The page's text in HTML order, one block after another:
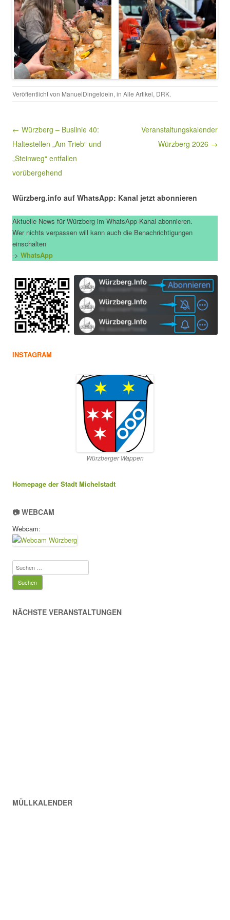
Veröffentlicht von ManuelDingeldein, in Alle Artikel, DRK.
Beitragsnavigation
← Würzberg – Buslinie 40:
Haltestellen „Am Trieb“ und
„Steinweg“ entfallen
vorübergehend
Veranstaltungskalender
Würzberg 2026 →
Würzberg.info auf WhatsApp: Kanal jetzt abonnieren
Aktuelle News für Würzberg im WhatsApp-Kanal abonnieren.
Wer nichts verpassen will kann auch die Benachrichtigungen
einschalten
-> WhatsApp
INSTAGRAM
Würzberger Wappen
Homepage der Stadt Michelstadt
📷 WEBCAM
Webcam:
Suchen
nach:
NÄCHSTE VERANSTALTUNGEN
MÜLLKALENDER